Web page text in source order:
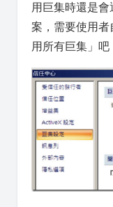
用巨集時還是
案，需要使用者
用所有巨集」吧